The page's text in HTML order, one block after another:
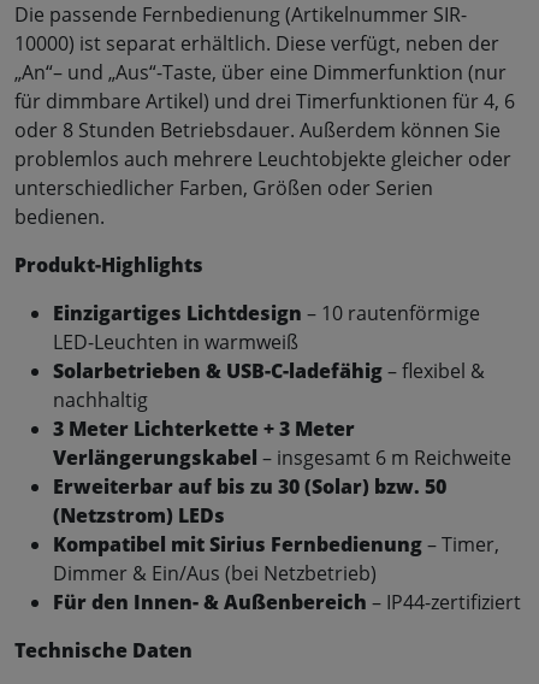
Die passende Fernbedienung (Artikelnummer SIR-
10000) ist separat erhältlich. Diese verfügt, neben der
„An“– und „Aus“-Taste, über eine Dimmerfunktion (nur
für dimmbare Artikel) und drei Timerfunktionen für 4, 6
oder 8 Stunden Betriebsdauer. Außerdem können Sie
problemlos auch mehrere Leuchtobjekte gleicher oder
unterschiedlicher Farben, Größen oder Serien
bedienen.
Produkt-Highlights
Einzigartiges Lichtdesign – 10 rautenförmige
LED-Leuchten in warmweiß
Solarbetrieben & USB-C-ladefähig– flexibel &
nachhaltig
3 Meter Lichterkette + 3 Meter
Verlängerungskabel – insgesamt 6 m Reichweite
Erweiterbar auf bis zu 30 (Solar) bzw. 50
(Netzstrom) LEDs
Kompatibel mit Sirius Fernbedienung– Timer,
Dimmer & Ein/Aus (bei Netzbetrieb)
Für den Innen- & Außenbereich – IP44-zertifiziert
Technische Daten